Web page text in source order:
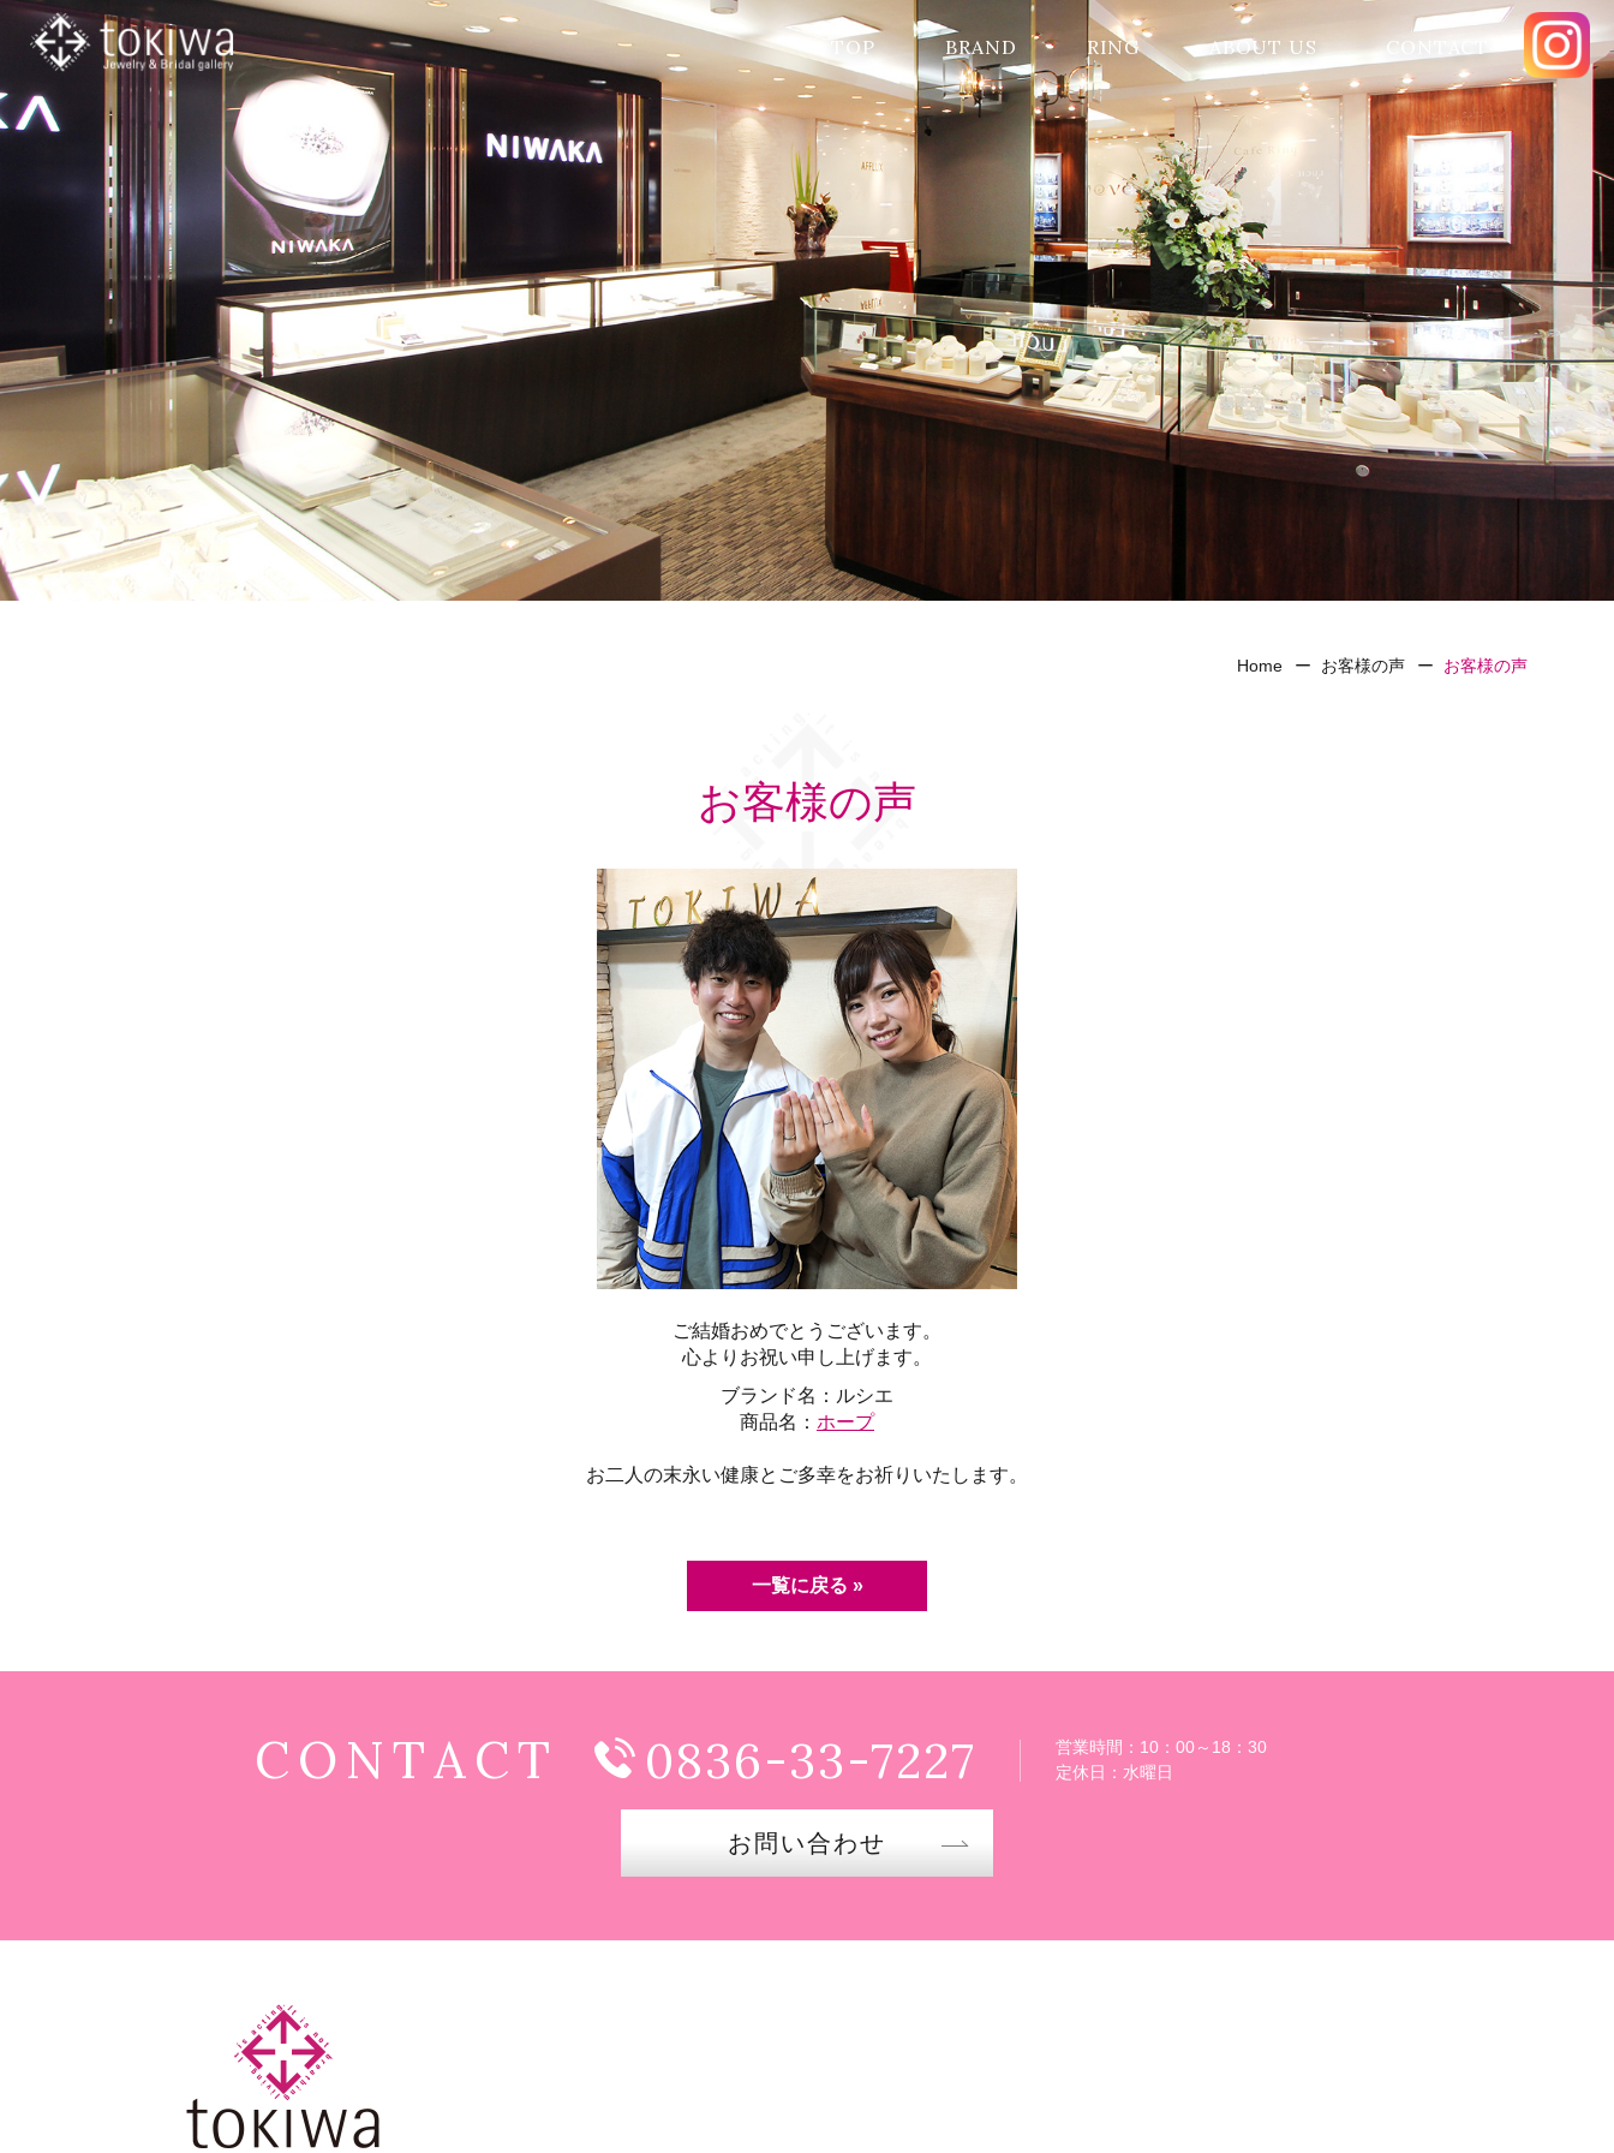
TOP BRAND RING ABOUT US CONTACT
Home お客様の声 お客様の声
お客様の声
ご結婚おめでとうございます。
心よりお祝い申し上げます。
ブランド名：ルシエ
商品名： ホープ
お二人の末永い健康とご多幸をお祈りいたします。
一覧に戻る »
CONTACT 0836-33-7227
営業時間：10：00～18：30
定休日：水曜日
お問い合わせ